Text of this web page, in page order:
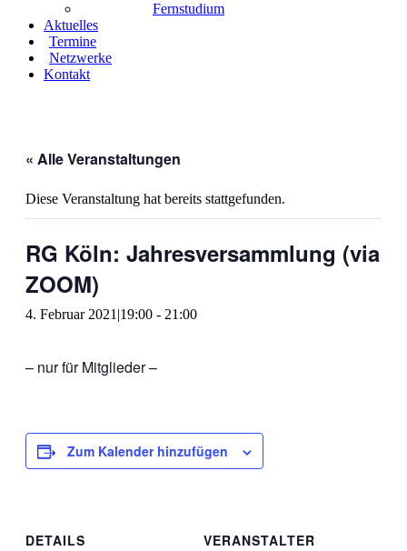
Fernstudium
Aktuelles
Termine
Netzwerke
Kontakt
« Alle Veranstaltungen
Diese Veranstaltung hat bereits stattgefunden.
RG Köln: Jahresversammlung (via
ZOOM)
4. Februar 2021|19:00 - 21:00
– nur für Mitglieder –
Zum Kalender hinzufügen
DETAILS
VERANSTALTER